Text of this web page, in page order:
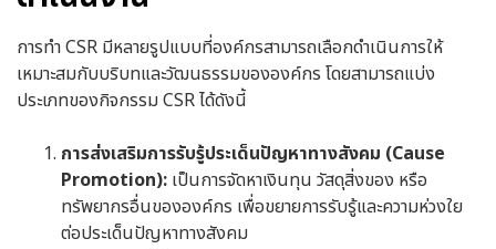
การทำ CSR มีหลายรูปแบบที่องค์กรสามารถเลือกดำเนินการให้
เหมาะสมกับบริบทและวัฒนธรรมขององค์กร โดยสามารถแบ่ง
ประเภทของกิจกรรม CSR ได้ดังนี้
การส่งเสริมการรับรู้ประเด็นปัญหาทางสังคม (Cause
Promotion): เป็นการจัดหาเงินทุน วัสดุสิ่งของ หรือ
ทรัพยากรอื่นขององค์กร เพื่อขยายการรับรู้และความห่วงใย
ต่อประเด็นปัญหาทางสังคม